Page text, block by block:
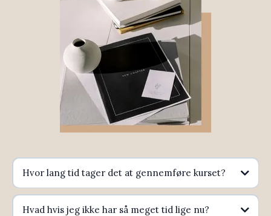
Hvor lang tid tager det at gennemføre kurset?
Hvad hvis jeg ikke har så meget tid lige nu?